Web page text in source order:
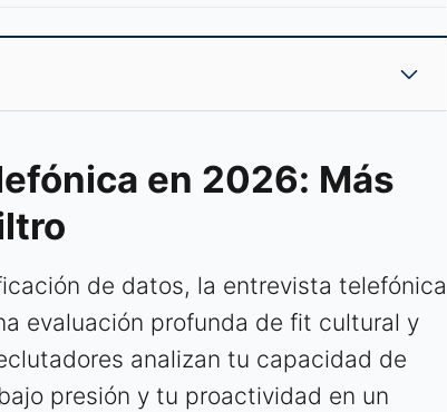
en 2026: Más
de datos, la entrevista telefónica
evaluación profunda de fit cultural y
analizan tu capacidad de
presión y tu proactividad en un